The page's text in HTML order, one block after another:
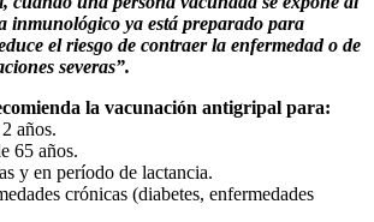
inmunológico ya está preparado para
el riesgo de contraer la enfermedad o de
severas”.
la vacunación antigripal para:
años.
65 años.
y en período de lactancia.
crónicas (diabetes, enfermedades